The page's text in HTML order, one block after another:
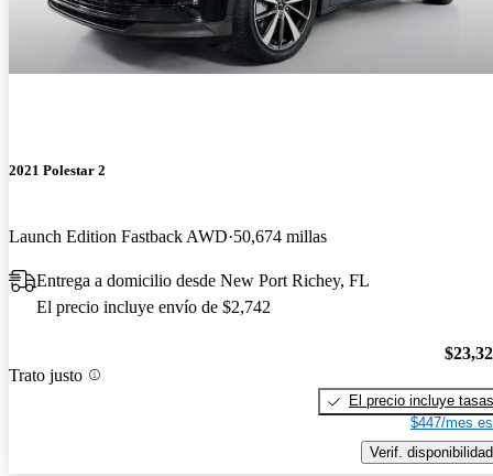
2021 Polestar 2
Launch Edition Fastback AWD 50,674 millas
Entrega a domicilio desde New Port Richey, FL
El precio incluye envío de $2,742
Trato justo
El precio incluye tasas
$447/mes
Verif. disponibilidad